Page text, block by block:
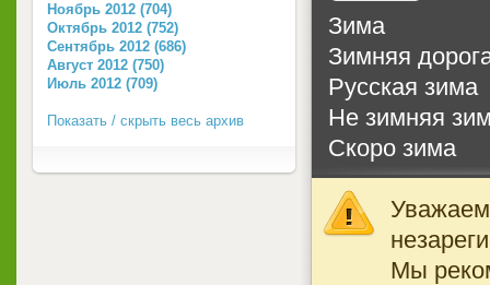
Зима
Зимняя
Русская зима
Не зимняя
Скоро зима
Мы
Ноябрь 2012 (704)
Октябрь 2012 (752)
Сентябрь 2012 (686)
Август 2012 (750)
Июль 2012 (709)
Показать / скрыть весь архив